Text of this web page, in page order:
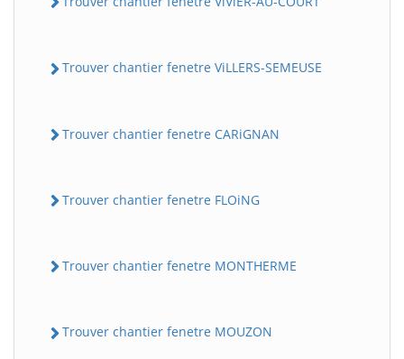
Trouver chantier fenetre ViLLERS-SEMEUSE
Trouver chantier fenetre CARiGNAN
Trouver chantier fenetre FLOiNG
Trouver chantier fenetre MONTHERME
Trouver chantier fenetre MOUZON